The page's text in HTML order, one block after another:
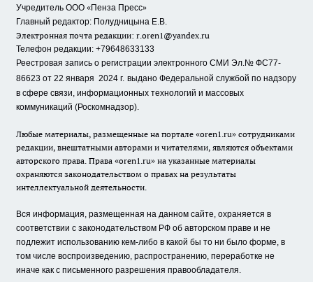
Учредитель ООО «Пенза Пресс»
Главный редактор: Полудницына Е.В.
Электронная почта редакции: r.oren1@yandex.ru
Телефон редакции: +79648633133
Реестровая запись о регистрации электронного СМИ Эл.№ ФС77-
86623 от 22 января 2024 г. выдано Федеральной службой по надзору
в сфере связи, информационных технологий и массовых
коммуникаций (Роскомнадзор).
Любые материалы, размещенные на портале «oren1.ru» сотрудниками
редакции, внештатными авторами и читателями, являются объектами
авторского права. Права «oren1.ru» на указанные материалы
охраняются законодательством о правах на результаты
интеллектуальной деятельности.
Вся информация, размещенная на данном сайте, охраняется в
соответствии с законодательством РФ об авторском праве и не
подлежит использованию кем-либо в какой бы то ни было форме, в
том числе воспроизведению, распространению, переработке не
иначе как с письменного разрешения правообладателя.